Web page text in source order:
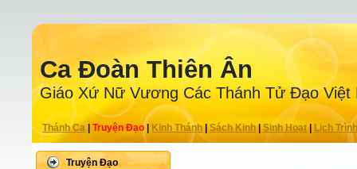
Ca Ðoàn Thiên Ân
Giáo Xứ Nữ Vương Các Thánh Tử Ðạo Việt
Thánh Ca Truyện Ðạo| Kinh Thánh Sách Kinh|Sinh Hoạt| Lịch Trình
Truyện Ðạo